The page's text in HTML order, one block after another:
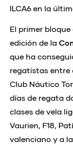
ILCA6 en la
El primer
edición de la
que ha
regatistas entre
Club Náutico
días de regata
clases de vela
Vaurien, F18,
valenciano y a